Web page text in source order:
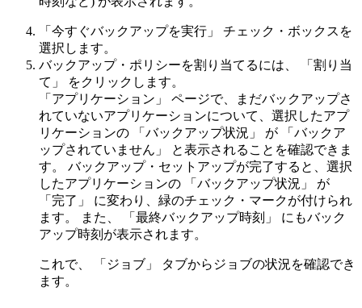
「今すぐバックアップを実行」
チェック・ボックスを
選択します。
バックアップ・ポリシーを割り当てるには、
「割り当
て」
をクリックします。
「アプリケーション」
ページで、まだバックアップさ
れていないアプリケーションについて、選択したアプ
リケーションの
「バックアップ状況」 が
「バックア
ップされていません」
と表示されることを確認できま
す。 バックアップ・セットアップが完了すると、選択
したアプリケーションの
「バックアップ状況」
が
「完了」
に変わり、緑のチェック・マークが付けられ
ます。 また、
「最終バックアップ時刻」
にもバック
アップ時刻が表示されます。
これで、 「ジョブ」
タブからジョブの状況を確認でき
ます。